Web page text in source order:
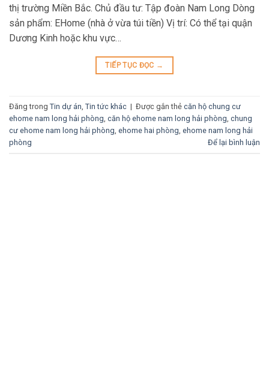
thị trường Miền Bắc. Chủ đầu tư: Tập đoàn Nam Long Dòng
sản phẩm: EHome (nhà ở vừa túi tiền) Vị trí: Có thể tại quận
Dương Kinh hoặc khu vực…
TIẾP TỤC ĐỌC →
Đăng trong Tin dự án Tin tức khác | Được gắn thẻ căn hộ chung cư
ehome nam long hải phòng căn hộ ehome nam long hải phòng chung
cư ehome nam long hải phòng ehome hai phòng ehome nam long hải
phòng
Để lại bình luận